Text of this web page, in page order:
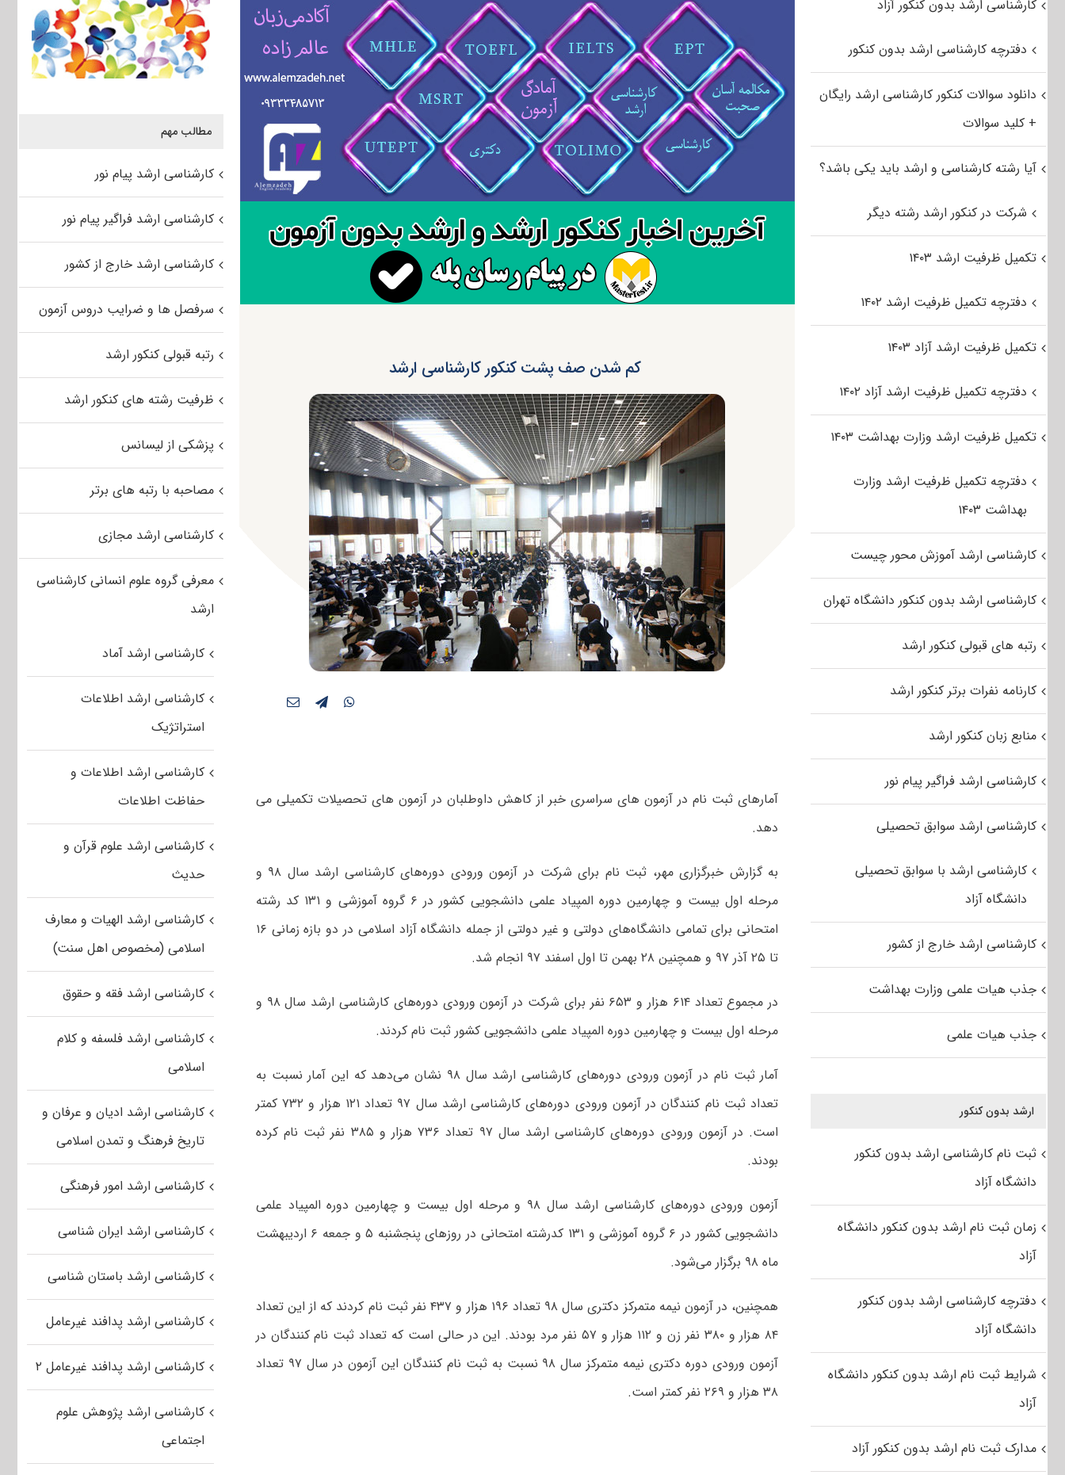
کم شدن صف پشت کنکور کارشناسی ارشد
آمارهای ثبت نام در آزمون های سراسری خبر از کاهش داوطلبان در آزمون های تحصیلات تکمیلی می
دهد.
به گزارش خبرگزاری مهر، ثبت نام برای شرکت در آزمون ورودی دوره‌های کارشناسی ارشد سال ۹۸ و
مرحله اول بیست و چهارمین دوره المپیاد علمی دانشجویی کشور در ۶ گروه آموزشی و ۱۳۱ کد رشته
امتحانی برای تمامی دانشگاه‌های دولتی و غیر دولتی از جمله دانشگاه آزاد اسلامی در دو بازه زمانی ۱۶
تا ۲۵ آذر ۹۷ و همچنین ۲۸ بهمن تا اول اسفند ۹۷ انجام شد.
در مجموع تعداد ۶۱۴ هزار و ۶۵۳ نفر برای شرکت در آزمون ورودی دوره‌های کارشناسی ارشد سال ۹۸ و
مرحله اول بیست و چهارمین دوره المپیاد علمی دانشجویی کشور ثبت نام کردند.
آمار ثبت نام در آزمون ورودی دوره‌های کارشناسی ارشد سال ۹۸ نشان می‌دهد که این آمار نسبت به
تعداد ثبت نام کنندگان در آزمون ورودی دوره‌های کارشناسی ارشد سال ۹۷ تعداد ۱۲۱ هزار و ۷۳۲ کمتر
است. در آزمون ورودی دوره‌های کارشناسی ارشد سال ۹۷ تعداد ۷۳۶ هزار و ۳۸۵ نفر ثبت نام کرده
بودند.
آزمون ورودی دوره‌های کارشناسی ارشد سال ۹۸ و مرحله اول بیست و چهارمین دوره المپیاد علمی
دانشجویی کشور در ۶ گروه آموزشی و ۱۳۱ کدرشته امتحانی در روزهای پنجشنبه ۵ و جمعه ۶ اردیبهشت
ماه ۹۸ برگزار می‌شود.
همچنین، در آزمون نیمه متمرکز دکتری سال ۹۸ تعداد ۱۹۶ هزار و ۴۳۷ نفر ثبت نام کردند که از این تعداد
۸۴ هزار و ۳۸۰ نفر زن و ۱۱۲ هزار و ۵۷ نفر مرد بودند. این در حالی است که تعداد ثبت نام کنندگان در
آزمون ورودی دوره دکتری نیمه متمرکز سال ۹۸ نسبت به ثبت نام کنندگان این آزمون در سال ۹۷ تعداد
۳۸ هزار و ۲۶۹ نفر کمتر است.
مطالب مهم
کارشناسی ارشد پیام نور
کارشناسی ارشد فراگیر پیام نور
کارشناسی ارشد خارج از کشور
سرفصل ها و ضرایب دروس آزمون
رتبه قبولی کنکور ارشد
ظرفیت رشته های کنکور ارشد
پزشکی از لیسانس
مصاحبه با رتبه های برتر
کارشناسی ارشد مجازی
معرفی گروه علوم انسانی کارشناسی
ارشد
کارشناسی ارشد آماد
کارشناسی ارشد اطلاعات
استراتژیک
کارشناسی ارشد اطلاعات و
حفاظت اطلاعات
کارشناسی ارشد علوم قرآن و
حدیث
کارشناسی ارشد الهیات و معارف
اسلامی (مخصوص اهل سنت)
کارشناسی ارشد فقه و حقوق
کارشناسی ارشد فلسفه و کلام
اسلامی
کارشناسی ارشد ادیان و عرفان و
تاریخ فرهنگ و تمدن اسلامی
کارشناسی ارشد امور فرهنگی
کارشناسی ارشد ایران شناسی
کارشناسی ارشد باستان شناسی
کارشناسی ارشد پدافند غیرعامل
کارشناسی ارشد پدافند غیرعامل ۲
کارشناسی ارشد پژوهش علوم
اجتماعی
کارشناسی ارشد بدون کنکور آزاد
دفترچه کارشناسی ارشد بدون کنکور
دانلود سوالات کنکور کارشناسی ارشد رایگان
+ کلید سوالات
آیا رشته کارشناسی و ارشد باید یکی باشد؟
شرکت در کنکور ارشد رشته دیگر
تکمیل ظرفیت ارشد ۱۴۰۳
دفترچه تکمیل ظرفیت ارشد ۱۴۰۲
تکمیل ظرفیت ارشد آزاد ۱۴۰۳
دفترچه تکمیل ظرفیت ارشد آزاد ۱۴۰۲
تکمیل ظرفیت ارشد وزارت بهداشت ۱۴۰۳
دفترچه تکمیل ظرفیت ارشد وزارت
بهداشت ۱۴۰۳
کارشناسی ارشد آموزش محور چیست
کارشناسی ارشد بدون کنکور دانشگاه تهران
رتبه های قبولی کنکور ارشد
کارنامه نفرات برتر کنکور ارشد
منابع زبان کنکور ارشد
کارشناسی ارشد فراگیر پیام نور
کارشناسی ارشد سوابق تحصیلی
کارشناسی ارشد با سوابق تحصیلی
دانشگاه آزاد
کارشناسی ارشد خارج از کشور
جذب هیات علمی وزارت بهداشت
جذب هیات علمی
ارشد بدون کنکور
ثبت نام کارشناسی ارشد بدون کنکور
دانشگاه آزاد
زمان ثبت نام ارشد بدون کنکور دانشگاه
آزاد
دفترچه کارشناسی ارشد بدون کنکور
دانشگاه آزاد
شرایط ثبت نام ارشد بدون کنکور دانشگاه
آزاد
مدارک ثبت نام ارشد بدون کنکور آزاد